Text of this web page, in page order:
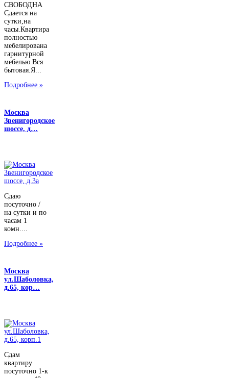
СВОБОДНА
Сдается на
сутки,на
часы.Квартира
полностью
мебелирована
гарнитурной
мебелью.Вся
бытовая.Я...
Подробнее »
Москва
Звенигородское
шоссе, д…
Сдаю
посуточно /
на сутки и по
часам 1
комн....
Подробнее »
Москва
ул.Шаболовка,
д.65, кор…
Сдам
квартиру
посуточно 1-к